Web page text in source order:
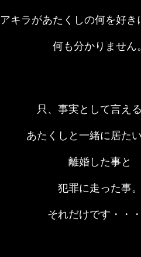
アキラがあたくしの何を好き
何も分かりません
只、事実として言え
あたくしと一緒に居た
離婚した事と
犯罪に走った事
それだけです・・